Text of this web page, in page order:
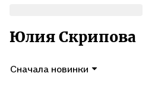
Юлия Скрипова
Сначала новинки